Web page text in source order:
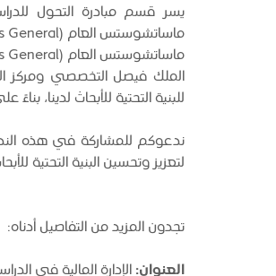
يسر قسم مبادرة التحول
الملك فيصل التخصصي ومركز
للبنية التحتية للأبحاث لدينا،
ندعوكم للمشاركة في هذه
لتعزيز وتحسين البنية
تجدون المزيد من التفاصيل أدناه:
العنوان: الإدارة المالية في